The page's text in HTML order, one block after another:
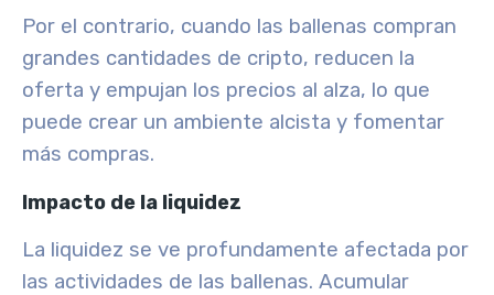
Por el contrario, cuando las ballenas compran
grandes cantidades de cripto, reducen la
oferta y empujan los precios al alza, lo que
puede crear un ambiente alcista y fomentar
más compras.
Impacto de la liquidez
La liquidez se ve profundamente afectada por
las actividades de las ballenas. Acumular